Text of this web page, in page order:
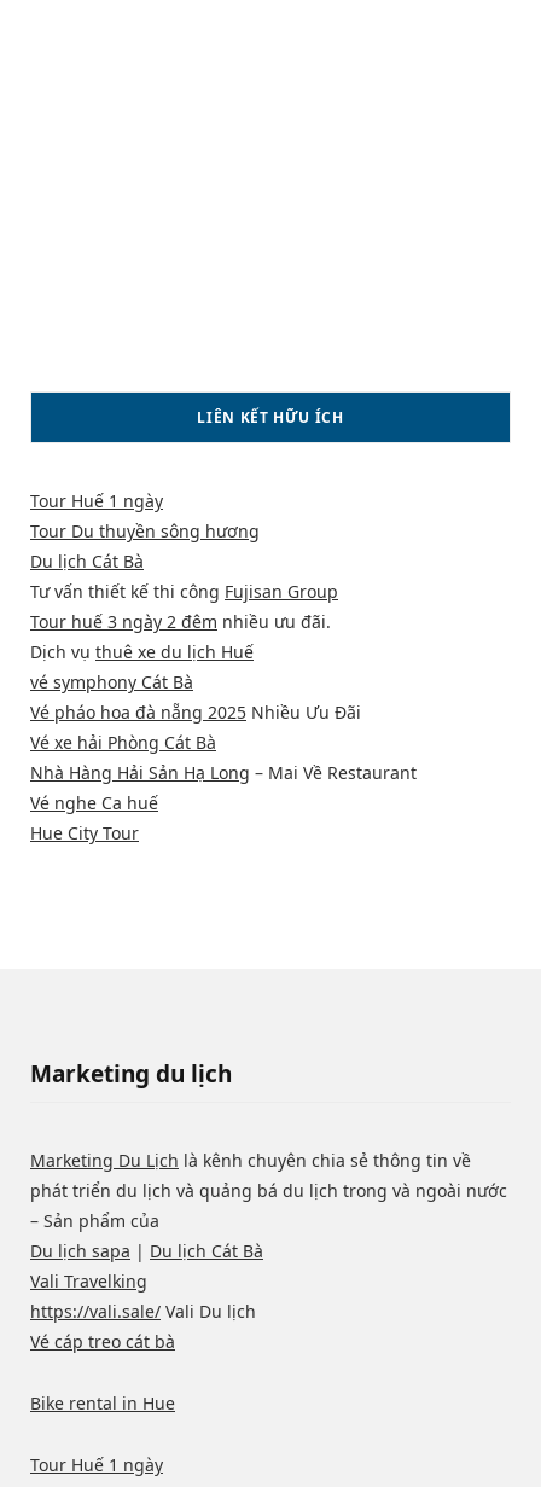
LIÊN KẾT HỮU ÍCH
Tour Huế 1 ngày
Tour Du thuyền sông hương
Du lịch Cát Bà
Tư vấn thiết kế thi công Fujisan Group
Tour huế 3 ngày 2 đêm nhiều ưu đãi.
Dịch vụ thuê xe du lịch Huế
vé symphony Cát Bà
Vé pháo hoa đà nẵng 2025 Nhiều Ưu Đãi
Vé xe hải Phòng Cát Bà
Nhà Hàng Hải Sản Hạ Long – Mai Về Restaurant
Vé nghe Ca huế
Hue City Tour
Marketing du lịch
Marketing Du Lịch là kênh chuyên chia sẻ thông tin về
phát triển du lịch và quảng bá du lịch trong và ngoài nước
– Sản phẩm của
Du lịch sapa | Du lịch Cát Bà
Vali Travelking
https://vali.sale/ Vali Du lịch
Vé cáp treo cát bà
Bike rental in Hue
Tour Huế 1 ngày